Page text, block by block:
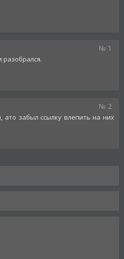
№ 1
разобрался.
№ 2
ато забыл ссылку влепить на них